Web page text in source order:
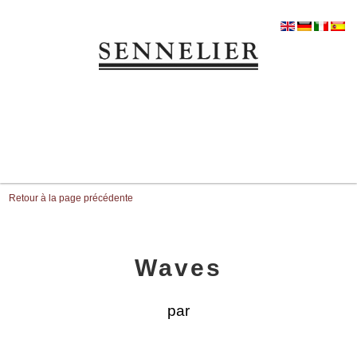
Retour à la page précédente
Waves
par